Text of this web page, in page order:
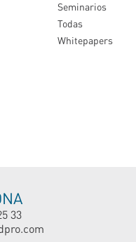
Seminarios
Todas
Whitepapers
33